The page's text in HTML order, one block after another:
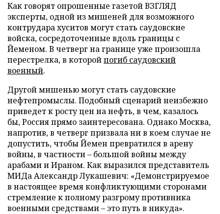
Как говорят опрошенные газетой ВЗГЛЯД
эксперты, одной из мишеней для возможного
контрудара хуситов могут стать саудовские
войска, сосредоточенные вдоль границы с
Йеменом. В четверг на границе уже произошла
перестрелка, в которойпогиб саудовский
военный.
Другой мишенью могут стать саудовские
нефтепромыслы. Подобный сценарий неизбежно
приведет к росту цен на нефть, в чем, казалось
бы, Россия прямо заинтересована. Однако Москва,
напротив, в четверг призвала ни в коем случае не
допустить, чтобы Йемен превратился в арену
войны, в частности – большой войны между
арабами и Ираном. Как выразился представитель
МИДаАлександр Лукашевич: «Демонстрируемое
в настоящее время конфликтующими сторонами
стремление к полному разгрому противника
военными средствами – это путь в никуда».